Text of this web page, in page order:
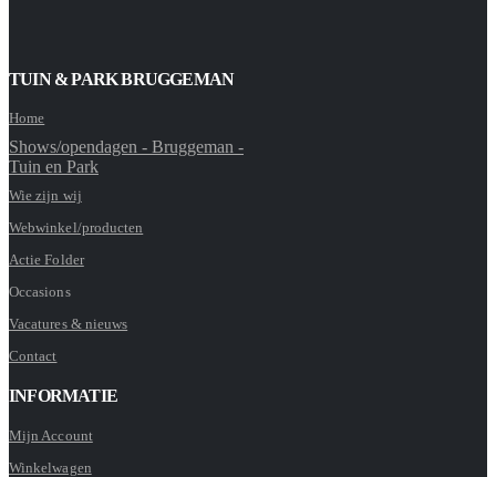
TUIN & PARK BRUGGEMAN
Home
Shows/opendagen - Bruggeman -
Tuin en Park
Wie zijn wij
Webwinkel/producten
Actie Folder
Occasions
Vacatures & nieuws
Contact
INFORMATIE
Mijn Account
Winkelwagen